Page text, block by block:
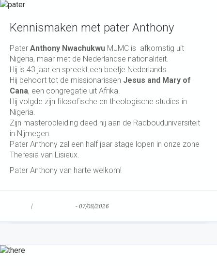
Kennismaken met pater Anthony
Pater Anthony Nwachukwu MJMC is afkomstig uit
Nigeria, maar met de Nederlandse nationaliteit.
Hij is 43 jaar en spreekt een beetje Nederlands.
Hij behoort tot de missionarissen Jesus and Mary of
Cana, een congregatie uit Afrika.
Hij volgde zijn filosofische en theologische studies in
Nigeria.
Zijn masteropleiding deed hij aan de Radbouduniversiteit
in Nijmegen.
Pater Anthony zal een half jaar stage lopen in onze zone
Theresia van Lisieux.
Pater Anthony van harte welkom!
/ - 07/08/2026